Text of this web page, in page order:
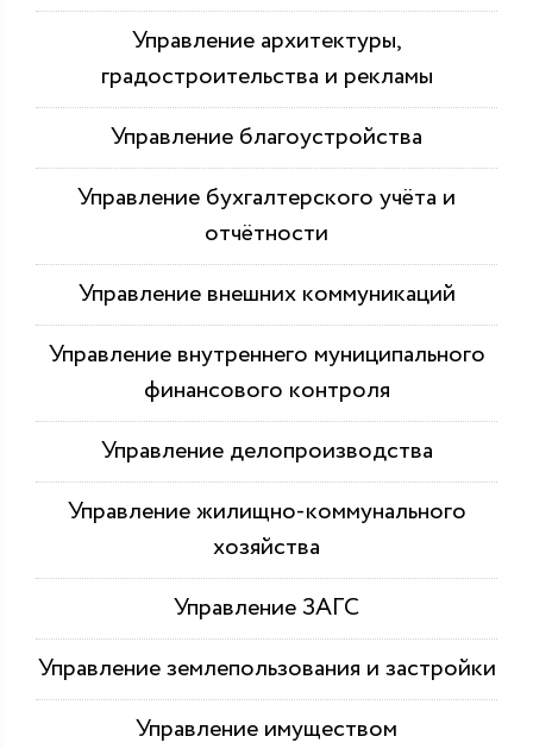
Управление архитектуры,
градостроительства и рекламы
Управление благоустройства
Управление бухгалтерского учёта и
отчётности
Управление внешних коммуникаций
Управление внутреннего муниципального
финансового контроля
Управление делопроизводства
Управление жилищно-коммунального
хозяйства
Управление ЗАГС
Управление землепользования и застройки
Управление имуществом